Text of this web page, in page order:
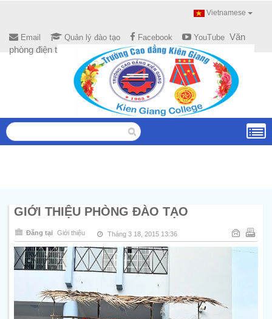
Vietnamese
Email Quản lý đào tạo Facebook YouTube Văn
phòng điện tử
GIỚI THIỆU PHÒNG ĐÀO TẠO
Đăng tại Giới thiệu Tháng 3 18, 2015 13:36